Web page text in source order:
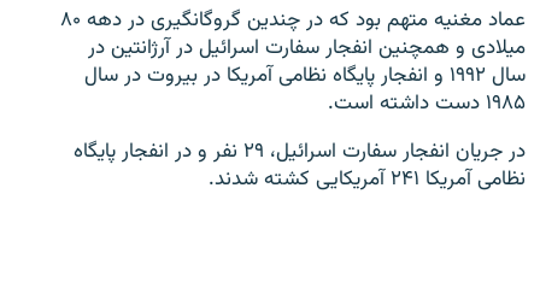
عماد مغنیه متهم بود که در چندین گروگانگیری در دهه ۸۰
میلادی و همچنین انفجار سفارت اسرائیل در آرژانتین در
سال ۱۹۹۲ و انفجار پایگاه نظامی آمریکا در بیروت در سال
۱۹۸۵ دست داشته است.
در جریان انفجار سفارت اسرائیل، ۲۹ نفر و در انفجار پایگاه
نظامی آمریکا ۲۴۱ آمریکایی کشته شدند.